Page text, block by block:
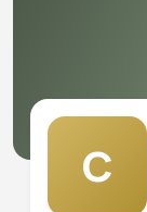
C